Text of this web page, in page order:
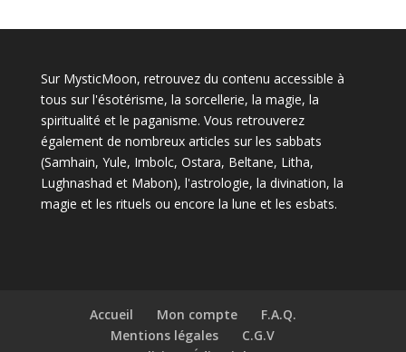
Sur MysticMoon, retrouvez du contenu accessible à
tous sur l'ésotérisme, la sorcellerie, la magie, la
spiritualité et le paganisme. Vous retrouverez
également de nombreux articles sur les sabbats
(Samhain, Yule, Imbolc, Ostara, Beltane, Litha,
Lughnashad et Mabon), l'astrologie, la divination, la
magie et les rituels ou encore la lune et les esbats.
Accueil Mon compte
F.A.Q.
Mentions légales
C.G.V